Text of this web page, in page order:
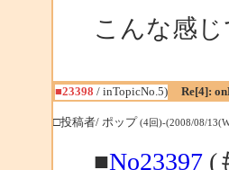
こんな感じ
■23398 / inTopicNo.5) Re[4]:
□投稿者/ ポップ (4回)-(2008/08/
■No23397(